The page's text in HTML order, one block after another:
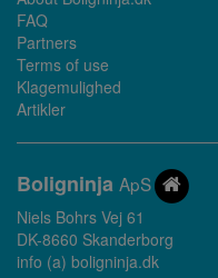
FAQ
Partners
Terms of use
Klagemulighed
Artikler
Boligninja ApS
Niels Bohrs Vej 61
DK-8660 Skanderborg
info (a) boligninja.dk